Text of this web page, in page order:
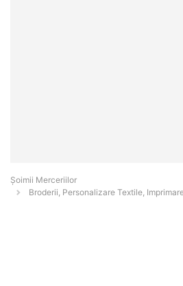
Șoimii Merceriilor
Broderii, Personalizare Textile,